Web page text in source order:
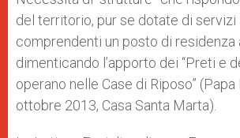
del territorio, pur se dotate di servizi
comprendenti un posto di residenza
dimenticando l’apporto dei “Preti e
operano nelle Case di Riposo”
ottobre 2013, Casa Santa Marta).